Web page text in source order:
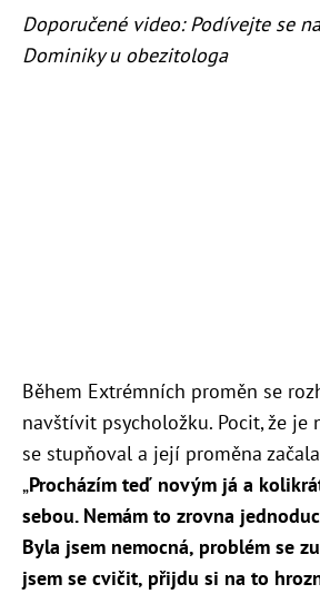
Doporučené video: Podívejte se
Dominiky u obezitologa
Během Extrémních proměn se
navštívit psycholožku. Pocit, že je
se stupňoval a její proměna
„Procházím teď novým já a
sebou. Nemám to zrovna
Byla jsem nemocná, problém se
jsem se cvičit, přijdu si na to